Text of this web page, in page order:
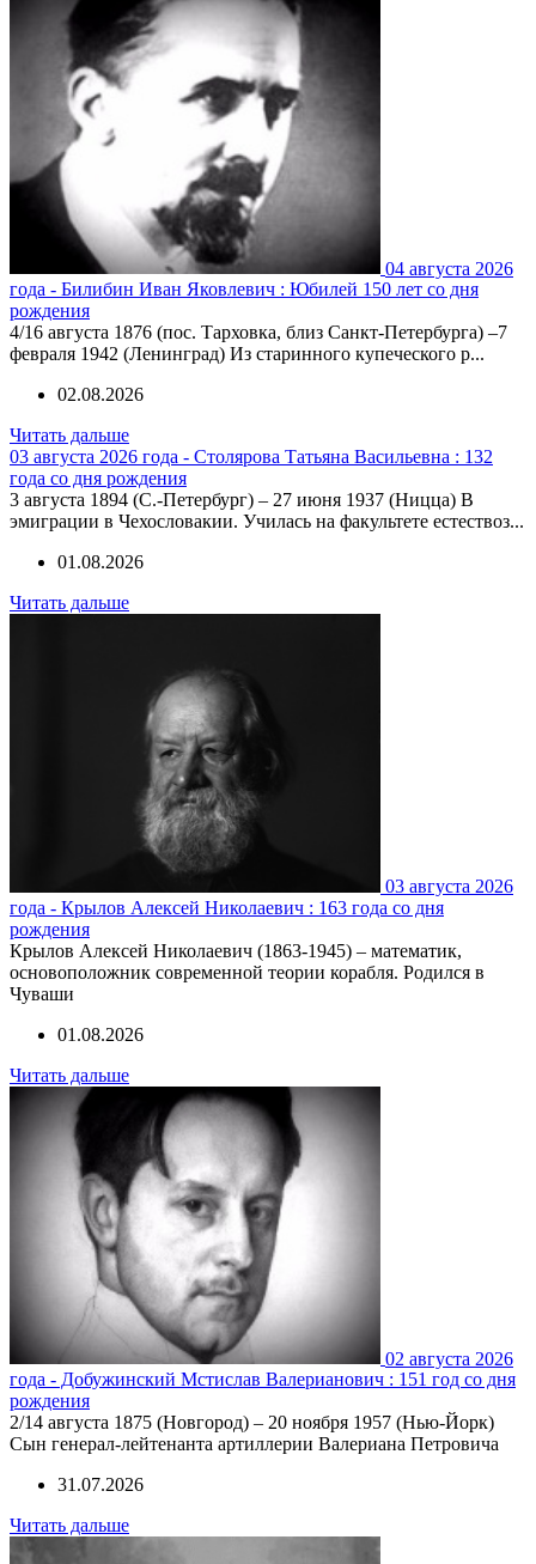
04 августа 2026
года - Билибин Иван Яковлевич : Юбилей 150 лет со дня
рождения
4/16 августа 1876 (пос. Тарховка, близ Санкт-Петербурга) –7
февраля 1942 (Ленинград) Из старинного купеческого р...
02.08.2026
Читать дальше
03 августа 2026 года - Столярова Татьяна Васильевна : 132
года со дня рождения
3 августа 1894 (С.-Петербург) – 27 июня 1937 (Ницца) В
эмиграции в Чехословакии. Училась на факультете естествоз...
01.08.2026
Читать дальше
03 августа 2026
года - Крылов Алексей Николаевич : 163 года со дня
рождения
Крылов Алексей Николаевич (1863-1945) – математик,
основоположник современной теории корабля. Родился в
Чуваши
01.08.2026
Читать дальше
02 августа 2026
года - Добужинский Мстислав Валерианович : 151 год со дня
рождения
2/14 августа 1875 (Новгород) – 20 ноября 1957 (Нью-Йорк)
Сын генерал-лейтенанта артиллерии Валериана Петровича
31.07.2026
Читать дальше